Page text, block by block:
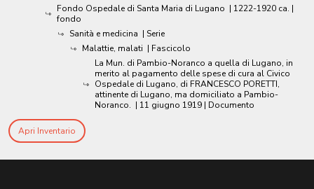
Fondo Ospedale di Santa Maria di Lugano | 1222-1920 ca. |
fondo
Sanità e medicina | Serie
Malattie, malati | Fascicolo
La Mun. di Pambio-Noranco a quella di Lugano, in
merito al pagamento delle spese di cura al Civico
Ospedale di Lugano, di FRANCESCO PORETTI,
attinente di Lugano, ma domiciliato a Pambio-
Noranco. | 11 giugno 1919 | Documento
Apri Inventario